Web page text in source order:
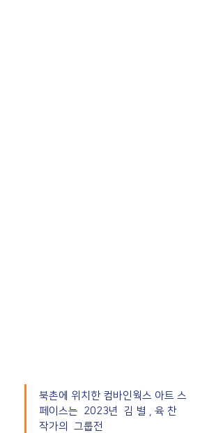
북촌에 위치한 컴바인웍스 아트 스
페이스는  2023년  김 별 , 육 찬
작가의  그룹전